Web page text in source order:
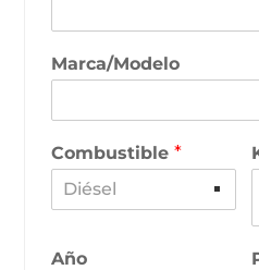
Marca/Modelo
Combustible*
Diésel
Año